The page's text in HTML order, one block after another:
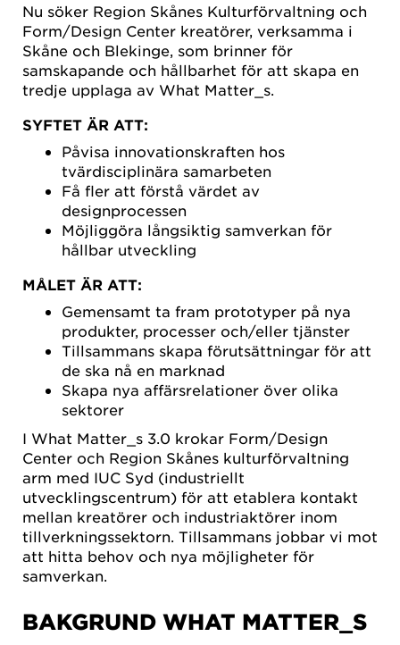
Nu söker Region Skånes Kulturförvaltning och
Form/Design Center kreatörer, verksamma i
Skåne och Blekinge, som brinner för
samskapande och hållbarhet för att skapa en
tredje upplaga av What Matter_s.
SYFTET ÄR ATT:
Påvisa innovationskraften hos
tvärdisciplinära samarbeten
Få fler att förstå värdet av
designprocessen
Möjliggöra långsiktig samverkan för
hållbar utveckling
MÅLET ÄR ATT:
Gemensamt ta fram prototyper på nya
produkter, processer och/eller tjänster
Tillsammans skapa förutsättningar för att
de ska nå en marknad
Skapa nya affärsrelationer över olika
sektorer
I What Matter_s 3.0 krokar Form/Design
Center och Region Skånes kulturförvaltning
arm med IUC Syd (industriellt
utvecklingscentrum) för att etablera kontakt
mellan kreatörer och industriaktörer inom
tillverkningssektorn. Tillsammans jobbar vi mot
att hitta behov och nya möjligheter för
samverkan.
BAKGRUND WHAT MATTER_S